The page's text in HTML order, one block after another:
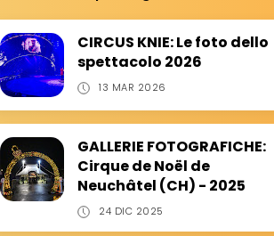
CIRCUS KNIE: Le foto dello
spettacolo 2026
13 MAR 2026
GALLERIE FOTOGRAFICHE:
Cirque de Noël de
Neuchâtel (CH) - 2025
24 DIC 2025